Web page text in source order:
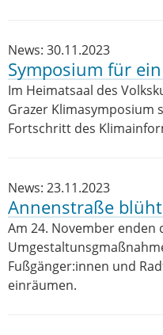
News: 30.11.2023
Symposium für
Im Heimatsaal des
Grazer Klimasymposium
Fortschritt des
News: 23.11.2023
Annenstraße
Am 24. November enden
Fußgänger:innen und
einräumen.